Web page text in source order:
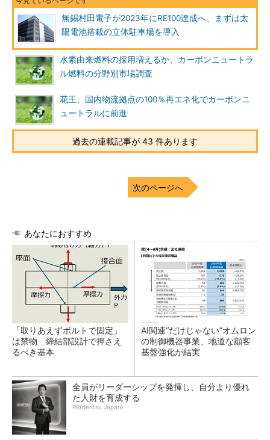
無錫村田電子が2023年にRE100達成へ、まずは太
陽電池搭載の立体駐車場を導入
水素由来燃料の採用増えるか、カーボンニュートラ
ル燃料の分野別市場調査
花王、国内物流拠点の100％再エネ化でカーボンニ
ュートラルに前進
過去の連載記事が 43 件あります
次のページへ
あなたにおすすめ
「取りあえずボルトで固定」
は禁物 締結部設計で押さえ
るべき基本
AI関連“だけじゃない”オムロン
の制御機器事業、地道な顧客
基盤強化が結実
全員がリーダーシップを発揮し、自分より優れ
た人財を育成する
PR(dentsu Japan)